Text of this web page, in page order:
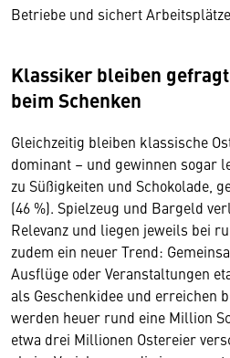
Betriebe und sichert
Klassiker bleiben
beim Schenken
Gleichzeitig bleiben klassische
dominant – und gewinnen sogar
zu Süßigkeiten und Schokolade,
(46 %). Spielzeug und Bargeld
Relevanz und liegen jeweils bei
zudem ein neuer Trend:
Ausflüge oder Veranstaltungen
als Geschenkidee und erreichen
werden heuer rund eine Million
etwa drei Millionen Ostereier